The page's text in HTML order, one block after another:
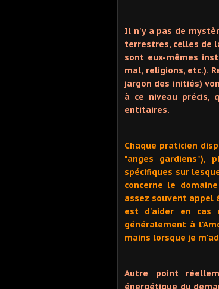
Il n'y a pas de
terrestres, celles de
sont eux-mêmes
mal, religions, etc.).
jargon des initiés)
à ce niveau précis,
entitaires.
Chaque praticien
"anges
spécifiques sur
concerne le
assez souvent appel
est d'aider en cas
généralement à
mains lorsque je
Autre point
énergétique du